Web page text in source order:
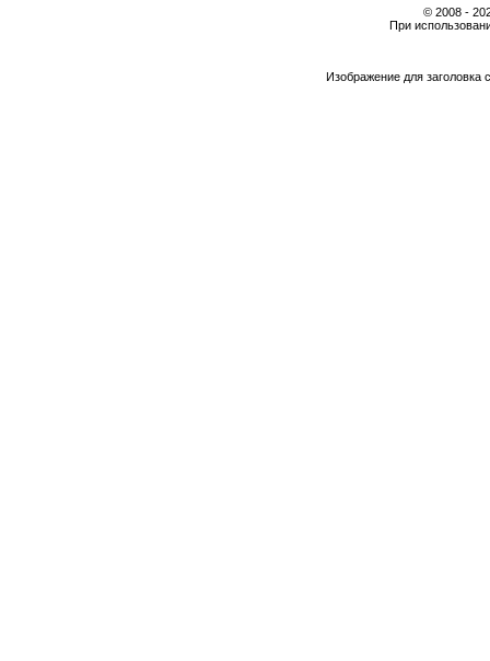
© 2008 -
При
Изображение для